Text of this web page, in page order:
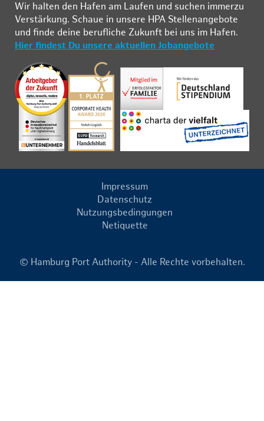
Wir hal­ten den Ha­fen am Lau­fen und su­chen im­mer­zu
Ver­stär­kung. Schau­e in un­se­re HPA Stel­len­an­ge­bo­te
und fin­de deine be­ruf­li­che Zu­kunft bei uns im Ha­fen.
Hier findest Du unsere aktuellen Jobangebote
Impressum
Datenschutz
Nutzungsbedingungen
Netiquette
© Hamburg Port Authority - Alle Rechte vorbehalten.